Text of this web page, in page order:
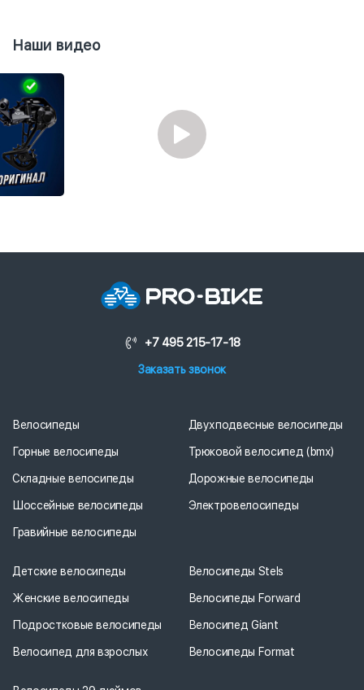
Наши видео
+7 495 215-17-18
Заказать звонок
Велосипеды
Горные велосипеды
Складные велосипеды
Шоссейные велосипеды
Гравийные велосипеды
Двухподвесные велосипеды
Трюковой велосипед (bmx)
Дорожные велосипеды
Электровелосипеды
Детские велосипеды
Женские велосипеды
Подростковые велосипеды
Велосипед для взрослых
Велосипеды Stels
Велосипеды Forward
Велосипед Giant
Велосипеды Format